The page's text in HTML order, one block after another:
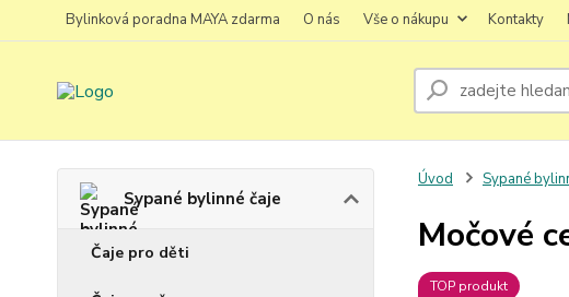
Bylinková poradna MAYA zdarma O nás Vše o nákupu Kontakty
Sypané bylinné čaje
Čaje pro děti
Úvod Sypané
Močové
TOP produkt